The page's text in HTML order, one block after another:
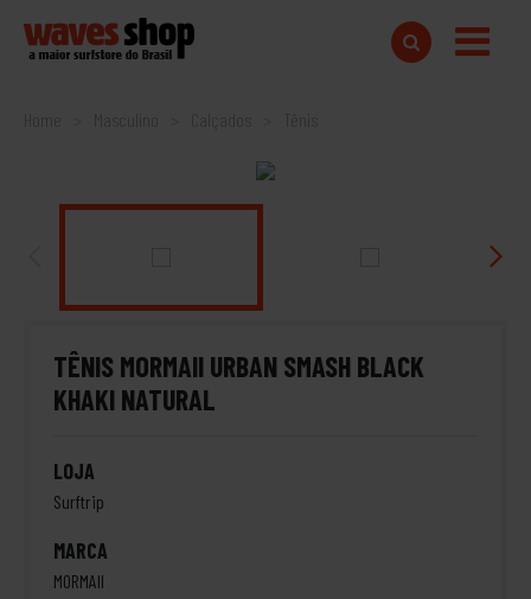
Home
TÊNIS MORMAII URBAN SMASH BLACK
KHAKI NATURAL
LOJA
Surftrip
MARCA
MORMAII